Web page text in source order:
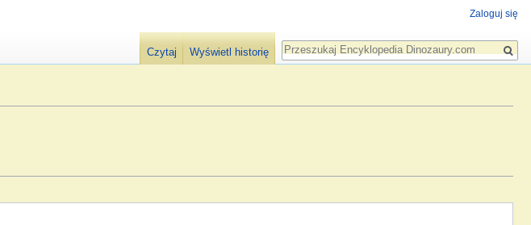
Zaloguj się
Czytaj Wyświetl historię
Szukaj